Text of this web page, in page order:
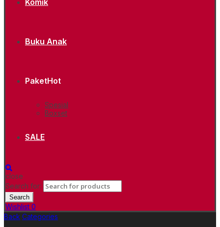
Komik
Buku Anak
PaketHot
Spesial
Boxset
SALE
close
Search for:
Search
Wishlist 0
Back Categories